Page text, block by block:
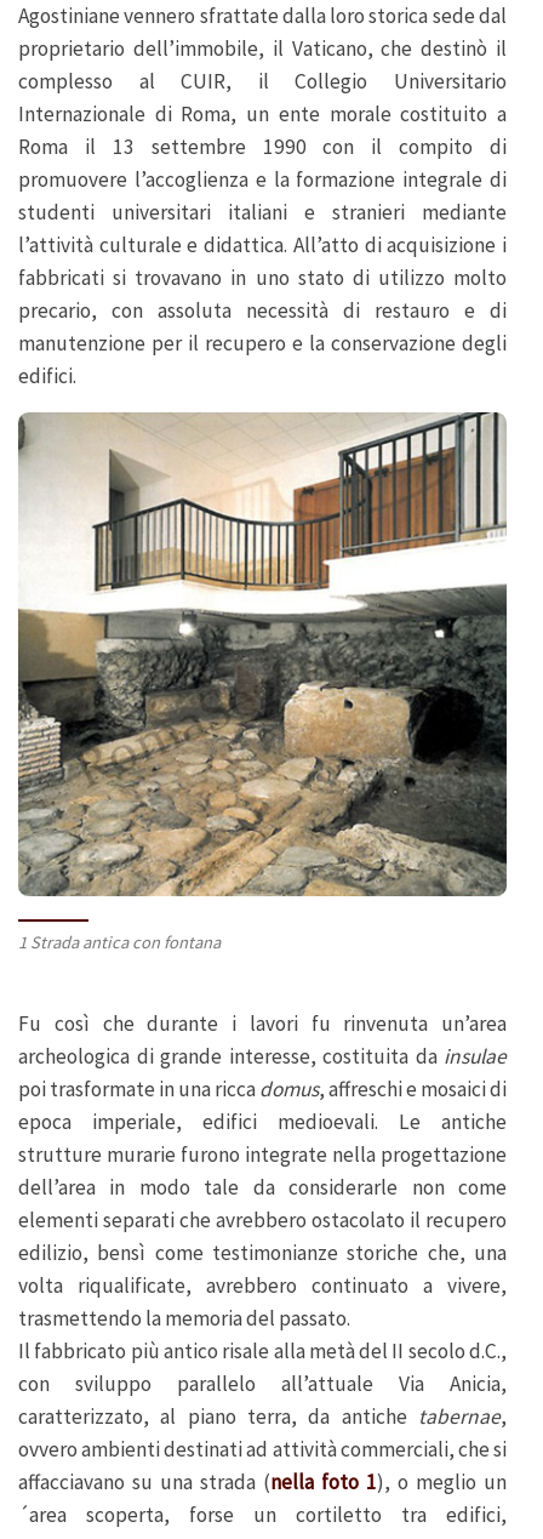
Agostiniane vennero sfrattate dalla loro storica sede dal
proprietario dell’immobile, il Vaticano, che destinò il
complesso al CUIR, il Collegio Universitario
Internazionale di Roma, un ente morale costituito a
Roma il 13 settembre 1990 con il compito di
promuovere l’accoglienza e la formazione integrale di
studenti universitari italiani e stranieri mediante
l’attività culturale e didattica. All’atto di acquisizione i
fabbricati si trovavano in uno stato di utilizzo molto
precario, con assoluta necessità di restauro e di
manutenzione per il recupero e la conservazione degli
edifici.
1 Strada antica con fontana
Fu così che durante i lavori fu rinvenuta un’area
archeologica di grande interesse, costituita da insulae
poi trasformate in una riccadomus, affreschi e mosaici di
epoca imperiale, edifici medioevali. Le antiche
strutture murarie furono integrate nella progettazione
dell’area in modo tale da considerarle non come
elementi separati che avrebbero ostacolato il recupero
edilizio, bensì come testimonianze storiche che, una
volta riqualificate, avrebbero continuato a vivere,
trasmettendo la memoria del passato.
Il fabbricato più antico risale alla metà del II secolo d.C.,
con sviluppo parallelo all’attuale Via Anicia,
caratterizzato, al piano terra, da antiche tabernae,
ovvero ambienti destinati ad attività commerciali, che si
affacciavano su una strada (nella foto 1), o meglio un
´area scoperta, forse un cortiletto tra edifici,